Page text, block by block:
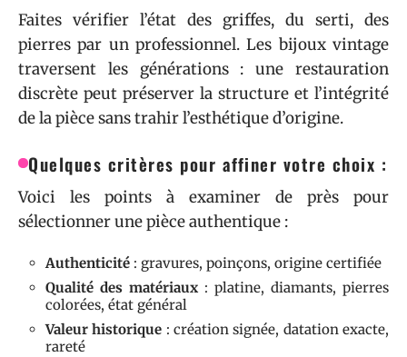
Faites vérifier l’état des griffes, du serti, des
pierres par un professionnel. Les bijoux vintage
traversent les générations : une restauration
discrète peut préserver la structure et l’intégrité
de la pièce sans trahir l’esthétique d’origine.
Quelques critères pour affiner votre choix :
Voici les points à examiner de près pour
sélectionner une pièce authentique :
Authenticité : gravures, poinçons, origine certifiée
Qualité des matériaux: platine, diamants, pierres
colorées, état général
Valeur historique : création signée, datation exacte,
rareté